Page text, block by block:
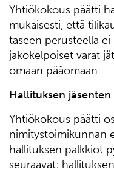
Yhtiökokous päätti
mukaisesti, että
taseen perusteella ei
jakokelpoiset varat
omaan pääomaan.
Hallituksen
Yhtiökokous päätti
nimitystoimikunnan
hallituksen palkkiot
seuraavat: